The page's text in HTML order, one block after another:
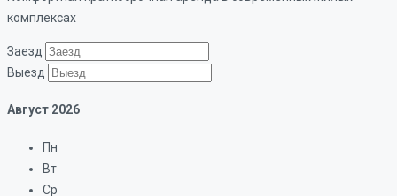
комплексах
Заезд
Выезд
Август 2026
Пн
Вт
Ср